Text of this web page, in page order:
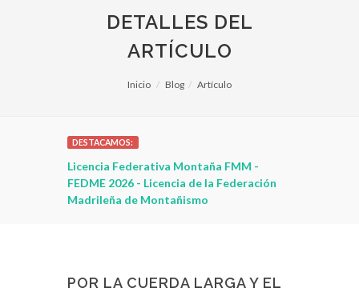
DETALLES DEL
ARTÍCULO
Inicio Blog Artículo
DESTACAMOS:
Montaña FMM -
de la Federación
¿Puedo adelgazar haciendo senderismo?
POR LA CUERDA LARGA Y EL